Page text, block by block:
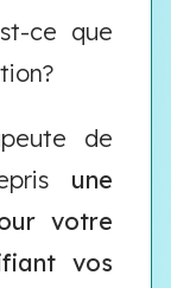
ce que
de
une
votre
vos